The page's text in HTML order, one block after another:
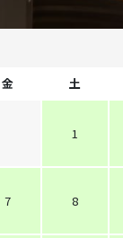
金 土
1
7 8